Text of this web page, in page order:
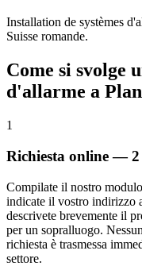
Installation de systèmes
Suisse romande.
Come si svolge
d'allarme a
1
Richiesta online —
Compilate il nostro
indicate il vostro indirizzo
descrivete brevemente il
per un sopralluogo.
richiesta è trasmessa
settore.